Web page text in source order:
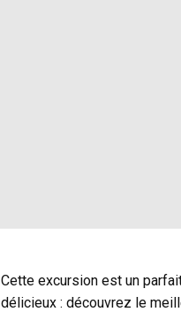
Cette excursion est un
délicieux : découvrez le